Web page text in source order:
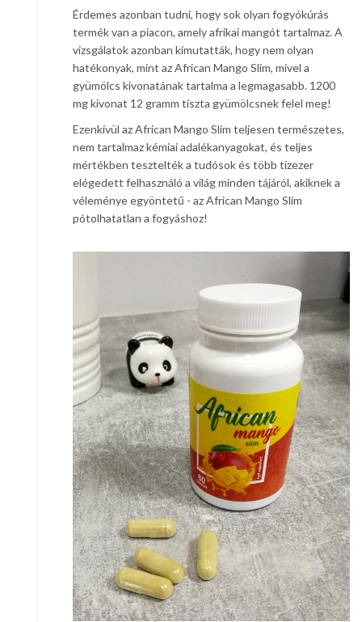
Érdemes azonban tudni, hogy sok olyan fogyókúrás
termék van a piacon, amely afrikai mangót tartalmaz. A
vizsgálatok azonban kimutatták, hogy nem olyan
hatékonyak, mint az African Mango Slim, mivel a
gyümölcs kivonatának tartalma a legmagasabb. 1200
mg kivonat 12 gramm tiszta gyümölcsnek felel meg!
Ezenkívül az African Mango Slim teljesen természetes,
nem tartalmaz kémiai adalékanyagokat, és teljes
mértékben tesztelték a tudósok és több tízezer
elégedett felhasználó a világ minden tájáról, akiknek a
véleménye egyöntetű - az African Mango Slim
pótolhatatlan a fogyáshoz!